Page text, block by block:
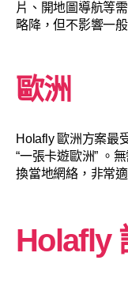
片、開地圖導航等
略降，但不影響一
歐洲
Holafly 歐洲方案最
“一張卡遊歐洲” 。
換當地網絡，非常
Holafly